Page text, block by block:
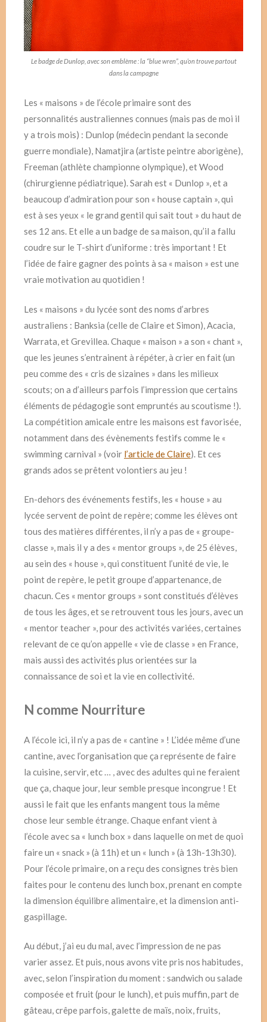
Le badge de Dunlop, avec son emblème : la “blue wren”, qu’on trouve partout
dans la campagne
Les « maisons » de l’école primaire sont des
personnalités australiennes connues (mais pas de moi il
y a trois mois) : Dunlop (médecin pendant la seconde
guerre mondiale), Namatjira (artiste peintre aborigène),
Freeman (athlète championne olympique), et Wood
(chirurgienne pédiatrique). Sarah est « Dunlop », et a
beaucoup d’admiration pour son « house captain », qui
est à ses yeux « le grand gentil qui sait tout » du haut de
ses 12 ans. Et elle a un badge de sa maison, qu’il a fallu
coudre sur le T-shirt d’uniforme : très important ! Et
l’idée de faire gagner des points à sa « maison » est une
vraie motivation au quotidien !
Les « maisons » du lycée sont des noms d’arbres
australiens : Banksia (celle de Claire et Simon), Acacia,
Warrata, et Grevillea. Chaque « maison » a son « chant »,
que les jeunes s’entrainent à répéter, à crier en fait (un
peu comme des « cris de sizaines » dans les milieux
scouts; on a d’ailleurs parfois l’impression que certains
éléments de pédagogie sont empruntés au scoutisme !).
La compétition amicale entre les maisons est favorisée,
notamment dans des évènements festifs comme le «
swimming carnival » (voir l’article de Claire). Et ces
grands ados se prêtent volontiers au jeu !
En-dehors des événements festifs, les « house » au
lycée servent de point de repère; comme les élèves ont
tous des matières différentes, il n’y a pas de « groupe-
classe », mais il y a des « mentor groups », de 25 élèves,
au sein des « house », qui constituent l’unité de vie, le
point de repère, le petit groupe d’appartenance, de
chacun. Ces « mentor groups » sont constitués d’élèves
de tous les âges, et se retrouvent tous les jours, avec un
« mentor teacher », pour des activités variées, certaines
relevant de ce qu’on appelle « vie de classe » en France,
mais aussi des activités plus orientées sur la
connaissance de soi et la vie en collectivité.
N comme Nourriture
A l’école ici, il n’y a pas de « cantine » ! L’idée même d’une
cantine, avec l’organisation que ça représente de faire
la cuisine, servir, etc … , avec des adultes qui ne feraient
que ça, chaque jour, leur semble presque incongrue ! Et
aussi le fait que les enfants mangent tous la même
chose leur semble étrange. Chaque enfant vient à
l’école avec sa « lunch box » dans laquelle on met de quoi
faire un « snack » (à 11h) et un « lunch » (à 13h-13h30).
Pour l’école primaire, on a reçu des consignes très bien
faites pour le contenu des lunch box, prenant en compte
la dimension équilibre alimentaire, et la dimension anti-
gaspillage.
Au début, j’ai eu du mal, avec l’impression de ne pas
varier assez. Et puis, nous avons vite pris nos habitudes,
avec, selon l’inspiration du moment : sandwich ou salade
composée et fruit (pour le lunch), et puis muffin, part de
gâteau, crêpe parfois, galette de maïs, noix, fruits,